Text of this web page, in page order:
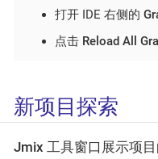
打开 IDE 右侧的
点击 Reload All
新项目探索
Jmix 工具窗口展示项